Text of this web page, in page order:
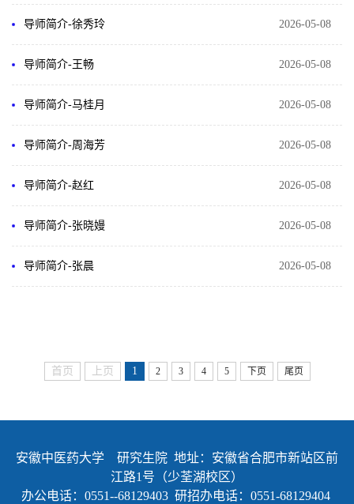
2026-05-08
导师简介-徐秀玲
2026-05-08
导师简介-王畅
2026-05-08
导师简介-马桂月
2026-05-08
导师简介-周海芳
2026-05-08
导师简介-赵红
2026-05-08
导师简介-​张晓嫚
2026-05-08
导师简介-​张晨
首页 上页 1 2 3 4 5 下页 尾页
安徽中医药大学 研究生院 地址：安徽省合肥市新站区前
江路1号（少荃湖校区）
办公电话：0551--68129403 研招办电话：0551-68129404